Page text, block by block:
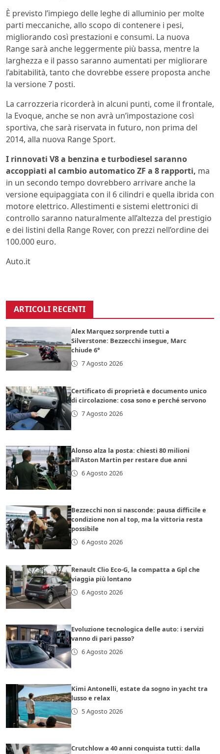
È previsto l’impiego delle leghe di alluminio per molte
parti meccaniche, allo scopo di contenere i pesi,
migliorando così prestazioni e consumi. La nuova
Range sarà anche leggermente più bassa, mentre la
larghezza e il passo saranno aumentati per migliorare
l’abitabilità, tanto che dovrebbe essere proposta anche
la versione 7 posti.
La carrozzeria ricorderà in alcuni punti, come il frontale,
la Evoque, anche se non avrà un’impostazione così
sportiva, che sarà riservata in futuro, non prima del
2014, alla nuova Range Sport.
I rinnovati V8 a benzina e turbodiesel saranno
accoppiati al cambio automatico ZF a 8 rapporti, ma
in un secondo tempo dovrebbero arrivare anche la
versione equipaggiata con il 6 cilindri e quella ibrida con
motore elettrico. Allestimenti e sistemi elettronici di
controllo saranno naturalmente all’altezza del prestigio
e dei listini della Range Rover, con prezzi nell’ordine dei
100.000 euro.
Auto.it
ARTICOLI RECENTI
Alex Marquez sorprende tutti a
Silverstone: Bezzecchi insegue, Marc
chiude 6°
7 Agosto 2026
Certificato di proprietà e documento unico
di circolazione: cosa sono e perché servono
7 Agosto 2026
Alonso alza la posta: chiesti 80 milioni
all’Aston Martin per restare due anni
6 Agosto 2026
Bezzecchi non si nasconde: pausa difficile e
condizione non al top, ma la vittoria resta
possibile
6 Agosto 2026
Renault Clio Eco-G, la compatta a Gpl che
viaggia più lontano
6 Agosto 2026
Evoluzione tecnologica delle auto: i servizi
vanno di pari passo?
6 Agosto 2026
Kimi Antonelli, estate da sogno in yacht tra
lusso e relax
5 Agosto 2026
Crutchlow a 40 anni conquista tutti: dalla